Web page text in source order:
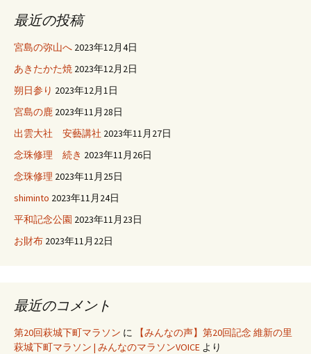
最近の投稿
宮島の弥山へ 2023年12月4日
あきたかた焼 2023年12月2日
朔日参り 2023年12月1日
宮島の鹿 2023年11月28日
出雲大社 安藝講社 2023年11月27日
念珠修理 続き 2023年11月26日
念珠修理 2023年11月25日
shiminto 2023年11月24日
平和記念公園 2023年11月23日
お財布 2023年11月22日
最近のコメント
第20回萩城下町マラソン に
【みんなの声】第20回記念 維新の里
萩城下町マラソン | みんなのマラソンVOICE より